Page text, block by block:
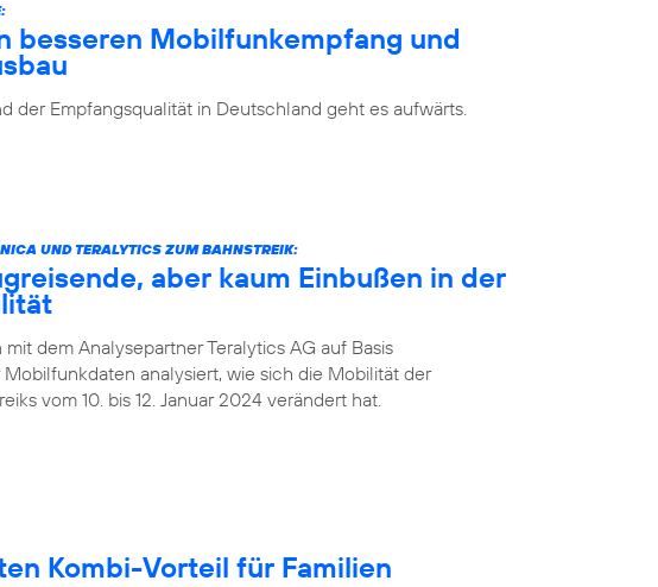
besseren Mobilfunkempfang und
der Empfangsqualität in Deutschland geht es aufwärts.
UND TERALYTICS ZUM BAHNSTREIK:
aber kaum Einbußen in der
dem Analysepartner Teralytics AG auf Basis
analysiert, wie sich die Mobilität der
vom 10. bis 12. Januar 2024 verändert hat.
Kombi-Vorteil für Familien